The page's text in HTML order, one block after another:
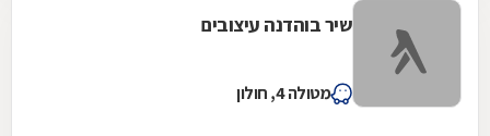
שיר בוהדנה עיצובים
מטולה 4, חולון